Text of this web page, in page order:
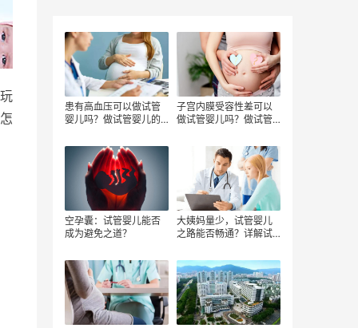
患有高血压可以做试管
婴儿吗？做试管婴儿的
子宫内膜受容性差可以
做试管婴儿吗？做试管
空孕囊：试管婴儿能否
成为避免之道？
大姨妈量少，试管婴儿
之路能否畅通？详解试